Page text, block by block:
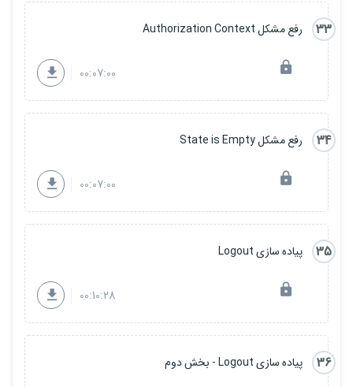
33 رفع مشکل Authorization Context
00:07:00
34 رفع مشکل State is Empty
00:07:00
35 پیاده سازی Logout
00:10:28
36 پیاده سازی Logout - بخش دوم